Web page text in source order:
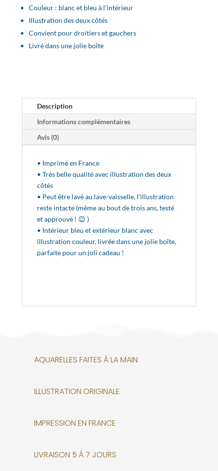
Couleur : blanc et bleu à l’intérieur
Illustration des deux côtés
Convient pour droitiers et gauchers
Livré dans une jolie boîte
Description
Informations complémentaires
Avis (0)
• Imprimé en France
• Très belle qualité avec illustration des deux
côtés
• Peut être lavé au lave-vaisselle, l’illustration
reste intacte (même au bout de trois ans, testé
et approuvé ! 😉 )
• Intérieur bleu et extérieur blanc avec
illustration couleur, livrée dans une jolie boîte,
parfaite pour un joli cadeau !
AQUARELLES FAITES À LA MAIN
ILLUSTRATION ORIGINALE
IMPRESSION EN FRANCE
LIVRAISON 5 À 7 JOURS